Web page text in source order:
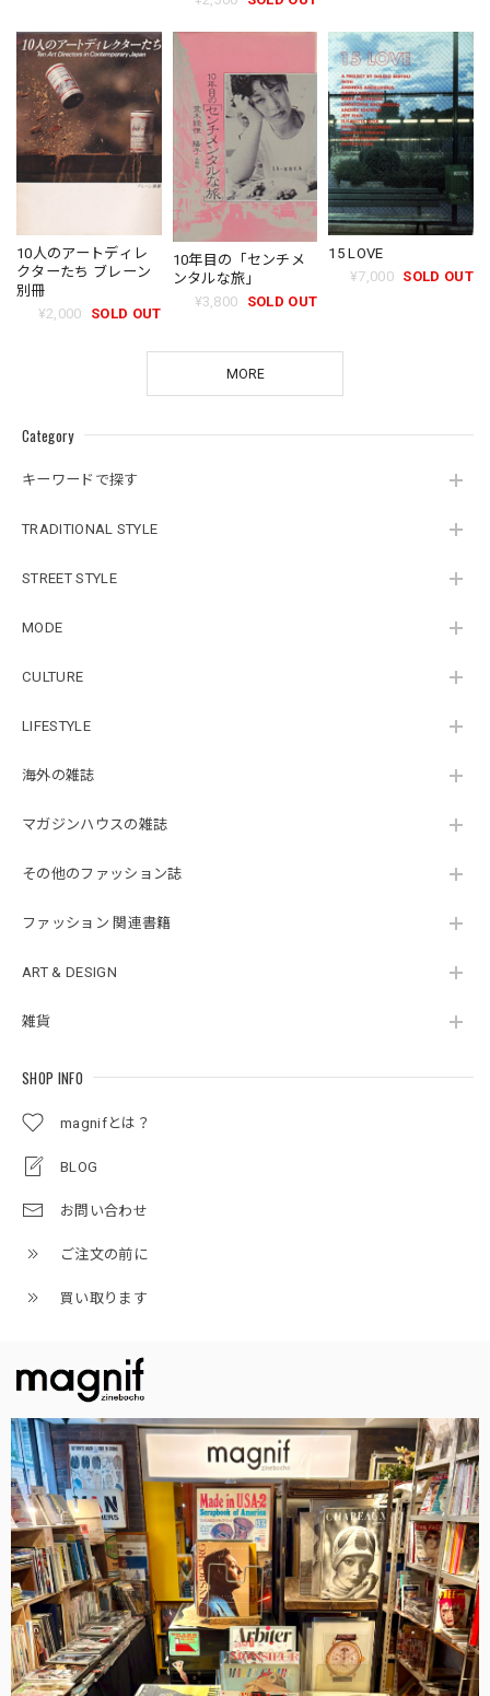
Category
キーワードで探す
TRADITIONAL STYLE
STREET STYLE
MODE
CULTURE
LIFESTYLE
海外の雑誌
マガジンハウスの雑誌
その他のファッション誌
ファッション 関連書籍
ART & DESIGN
雑貨
SHOP INFO
magnifとは？
BLOG
お問い合わせ
ご注文の前に
買い取ります
10人のアートディレ
クターたち ブレーン
別冊
¥2,000
SOLD OUT
10年目の「センチメ
ンタルな旅」
¥3,800
SOLD OUT
15 LOVE
¥7,000 SOLD OUT
MORE